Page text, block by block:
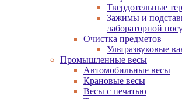
Твердотельные
Зажимы и
лабораторной
Очистка предметов
Ультразвуковые
Промышленные весы
Автомобильные весы
Крановые весы
Весы с печатью